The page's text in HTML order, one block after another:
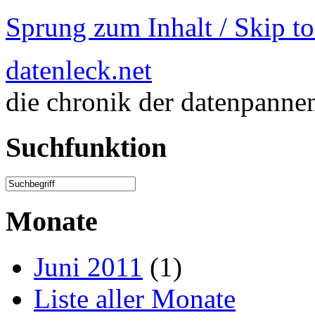
Sprung zum Inhalt / Skip
datenleck.net
die chronik der
Suchfunktion
Monate
Juni 2011 (1)
Liste aller Monate